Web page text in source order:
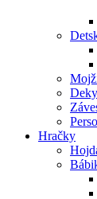
Deky
Hračky